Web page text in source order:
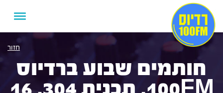
חזור
חותמים שבוע ברדיוס